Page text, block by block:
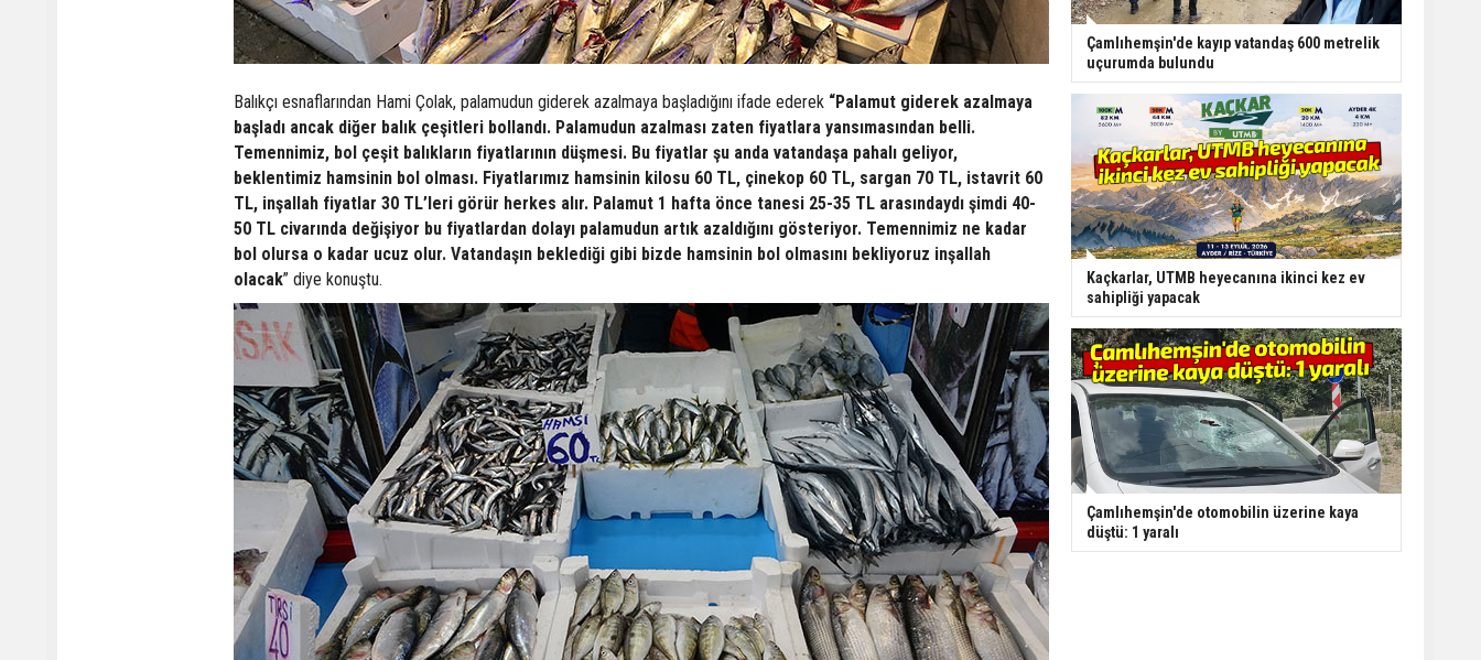
Balıkçı esnaflarından Hami Çolak, palamudun giderek azalmaya başladığını ifade ederek “Palamut giderek azalmaya
başladı ancak diğer balık çeşitleri bollandı. Palamudun azalması zaten fiyatlara yansımasından belli.
Temennimiz, bol çeşit balıkların fiyatlarının düşmesi. Bu fiyatlar şu anda vatandaşa pahalı geliyor,
beklentimiz hamsinin bol olması. Fiyatlarımız hamsinin kilosu 60 TL, çinekop 60 TL, sargan 70 TL, istavrit 60
TL, inşallah fiyatlar 30 TL’leri görür herkes alır. Palamut 1 hafta önce tanesi 25-35 TL arasındaydı şimdi 40-
50 TL civarında değişiyor bu fiyatlardan dolayı palamudun artık azaldığını gösteriyor. Temennimiz ne kadar
bol olursa o kadar ucuz olur. Vatandaşın beklediği gibi bizde hamsinin bol olmasını bekliyoruz inşallah
olacak” diye konuştu.
Çamlıhemşin'de kayıp vatandaş 600 metrelik
uçurumda bulundu
Kaçkarlar, UTMB heyecanına ikinci kez ev
sahipliği yapacak
Çamlıhemşin'de otomobilin üzerine kaya
düştü: 1 yaralı